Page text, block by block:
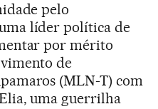
pelo
líder política de
por mérito
de
(MLN-T) com
uma guerrilha